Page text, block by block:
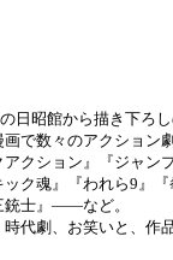
日昭館から描き下ろ
で数々のアクション
クション』『ジャンプ
ク魂』『われら9』『
銃士』――など。
代劇、お笑いと、作